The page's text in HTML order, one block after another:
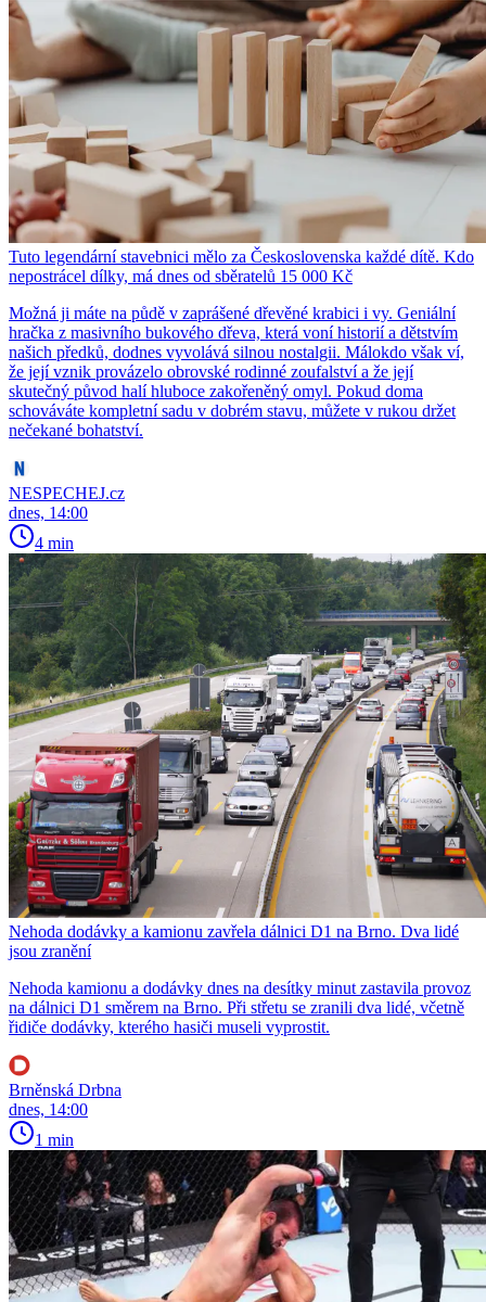
Tuto legendární stavebnici mělo za Československa každé dítě. Kdo
nepostrácel dílky, má dnes od sběratelů 15 000 Kč
Možná ji máte na půdě v zaprášené dřevěné krabici i vy. Geniální
hračka z masivního bukového dřeva, která voní historií a dětstvím
našich předků, dodnes vyvolává silnou nostalgii. Málokdo však ví,
že její vznik provázelo obrovské rodinné zoufalství a že její
skutečný původ halí hluboce zakořeněný omyl. Pokud doma
schováváte kompletní sadu v dobrém stavu, můžete v rukou držet
nečekané bohatství.
NESPECHEJ.cz
dnes, 14:00
4 min
Nehoda dodávky a kamionu zavřela dálnici D1 na Brno. Dva lidé
jsou zranění
Nehoda kamionu a dodávky dnes na desítky minut zastavila provoz
na dálnici D1 směrem na Brno. Při střetu se zranili dva lidé, včetně
řidiče dodávky, kterého hasiči museli vyprostit.
Brněnská Drbna
dnes, 14:00
1 min